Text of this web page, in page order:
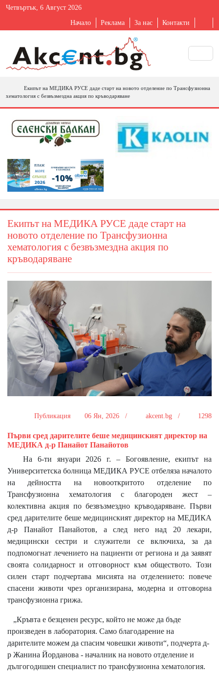
Четвъртък, 6 Август 2026
Начало Реклама За нас Контакти
Екипът на МЕДИКА РУСЕ даде старт на новото отделение по Трансфузионна
хематология с безвъзмездна акция по кръводаряване
Екипът на МЕДИКА РУСЕ даде старт на
новото отделение по Трансфузионна
хематология с безвъзмездна акция по
кръводаряване
Публикация 06 Ян, 2026 / akcent.bg / 1298
Първи сред дарителите беше медицинският директор на
МЕДИКА д-р Панайот Панайотов
На 6-ти януари 2026 г. – Богоявление, екипът на
Университетска болница МЕДИКА РУСЕ отбеляза началото
на дейността на новооткритото отделение по
Трансфузионна хематология с благороден жест –
колективна акция по безвъзмездно кръводаряване. Първи
сред дарителите беше медицинският директор на МЕДИКА
д-р Панайот Панайотов, а след него над 20 лекари,
медицински сестри и служители се включиха, за да
подпомогнат лечението на пациенти от региона и да заявят
своята солидарност и отговорност към обществото. Този
силен старт подчертава мисията на отделението: повече
спасени животи чрез организирана, модерна и отговорна
трансфузионна грижа.
„Кръвта е безценен ресурс, който не може да бъде
произведен в лаборатория. Само благодарение на
дарителите можем да спасим човешки животи“, подчерта д-
р Жанина Йорданова - началник на новото отделение и
дългогодишен специалист по трансфузионна хематология.